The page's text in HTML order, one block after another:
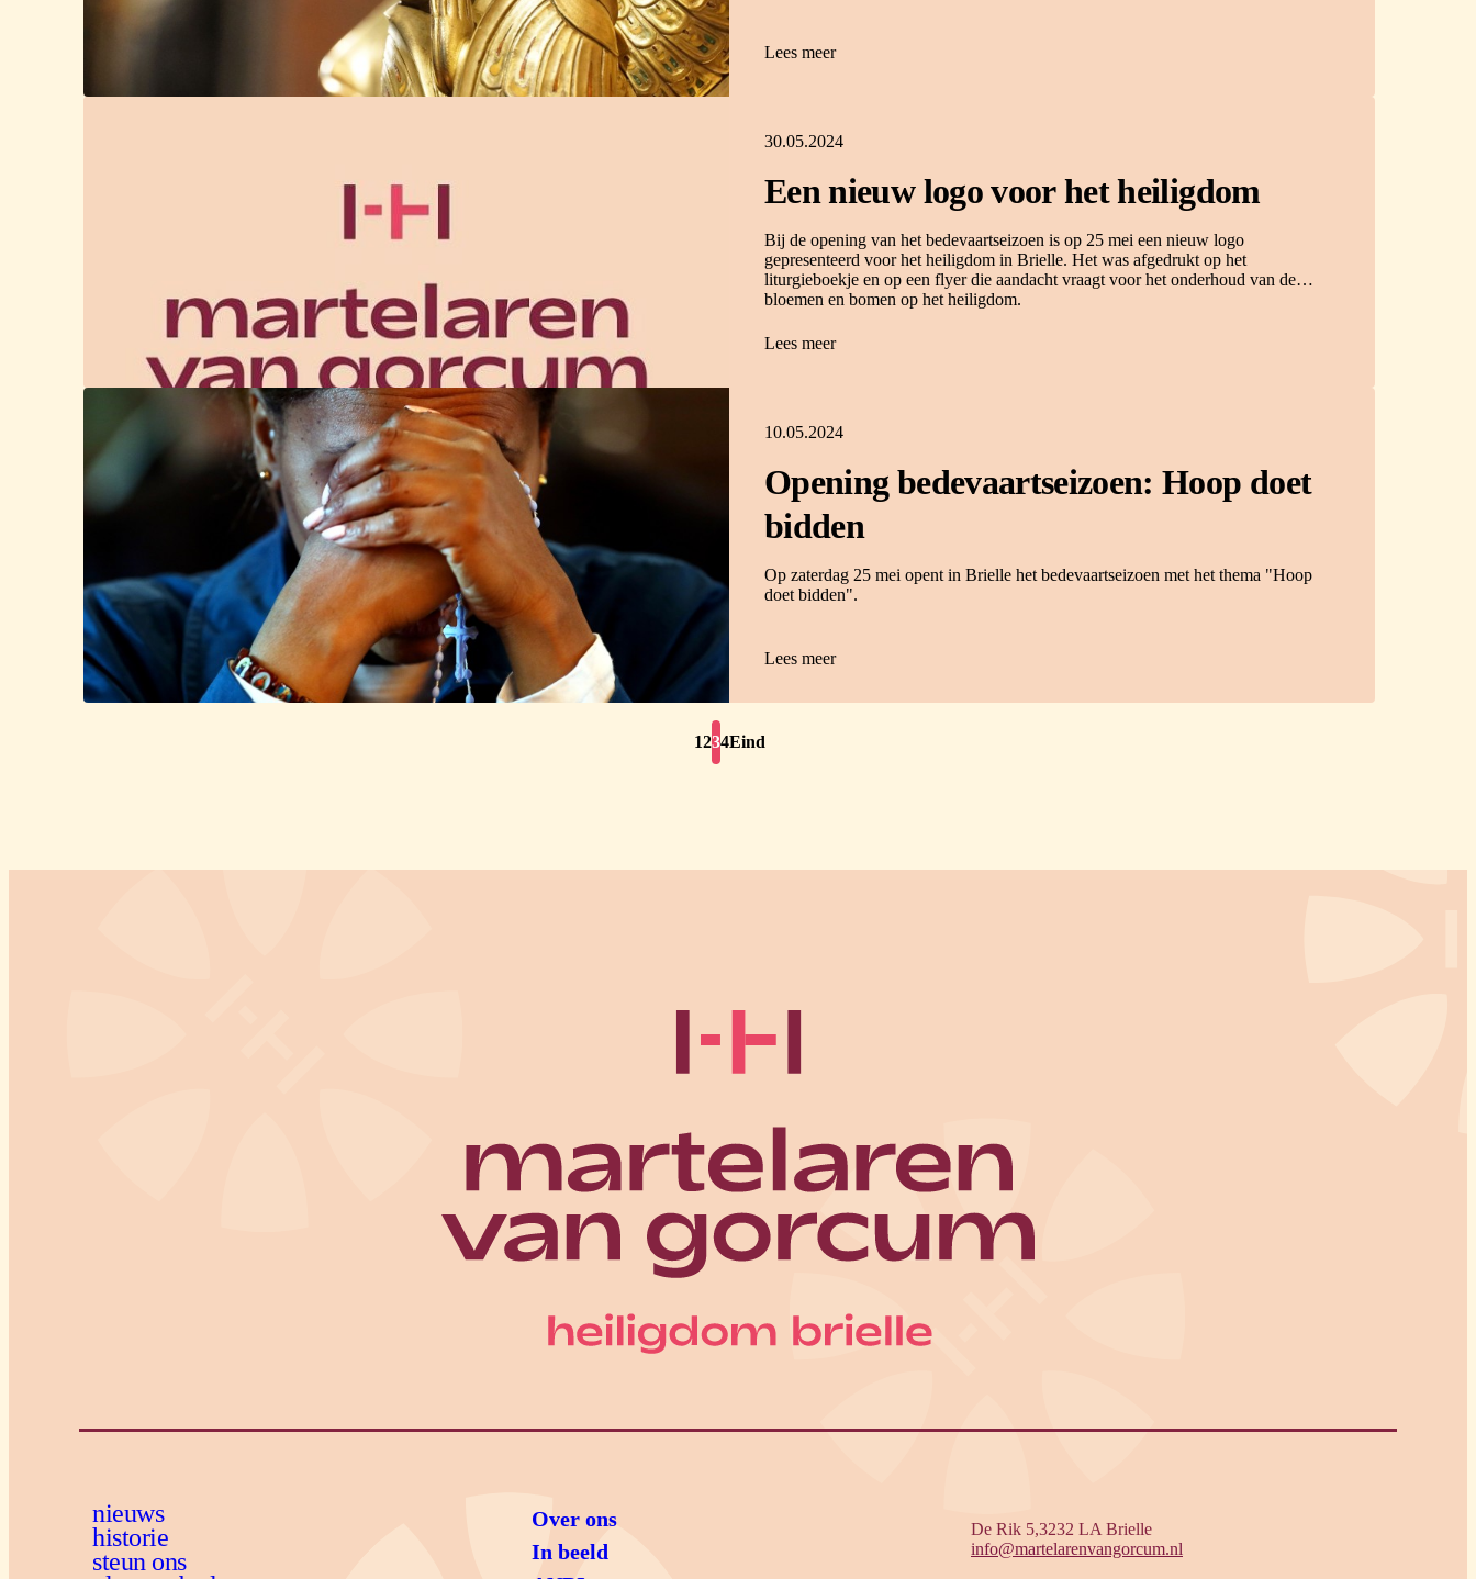
Lees meer
30.05.2024
Een nieuw logo voor het heiligdom
Bij de opening van het bedevaartseizoen is op 25 mei een nieuw logo
gepresenteerd voor het heiligdom in Brielle. Het was afgedrukt op het
liturgieboekje en op een flyer die aandacht vraagt voor het onderhoud van de
bloemen en bomen op het heiligdom.
Lees meer
10.05.2024
Opening bedevaartseizoen: Hoop doet
bidden
Op zaterdag 25 mei opent in Brielle het bedevaartseizoen met het thema "Hoop
doet bidden".
Lees meer
1234Eind
nieuws
historie
steun ons
Over ons
In beeld
De Rik 5,3232 LA Brielle
info@martelarenvangorcum.nl